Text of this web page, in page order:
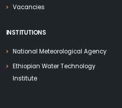
Vacancies
INSTITUTIONS
National Meteorological Agency
Ethiopian Water Technology
Institute